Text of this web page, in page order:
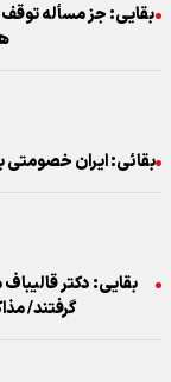
بقایی: جز مسأله توقف
بقائی: ایران خصومتی
بقایی: دکتر
گرفتند/